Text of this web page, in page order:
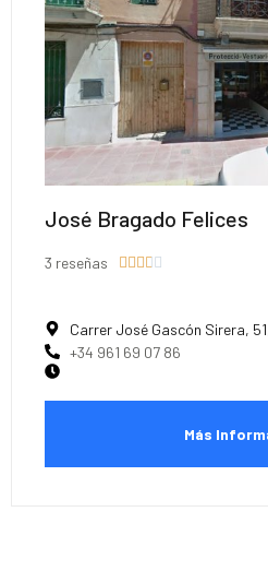
José Bragado Felices
3 reseñas     
Carrer José Gascón Sirera,
+34 961 69 07 86
Más